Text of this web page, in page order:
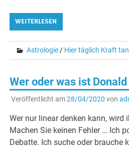
WEITERLESEN
Astrologie / Hier täglich Kraft
Wer oder was ist
Veröffentlicht am28/04/2020 von
Wer nur linear denken kann, wird
Machen Sie keinen Fehler … Ich
Debatte. Ich suche oder brauche